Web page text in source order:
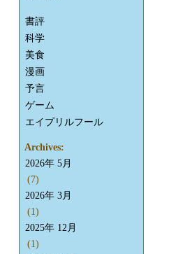
書評
科学
美食
漫画
予言
ゲーム
エイプリルフール
Archives:
2026年 5月
(7)
2026年 3月
(1)
2025年 12月
(1)